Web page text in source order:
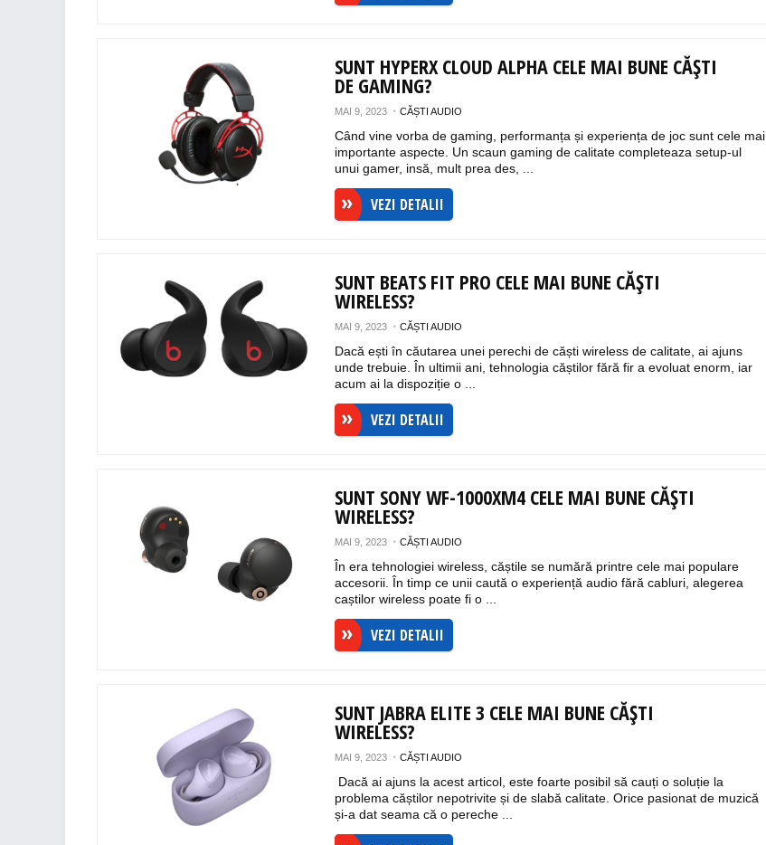
SUNT HYPERX CLOUD ALPHA CELE MAI BUNE CĂȘTI
DE GAMING?
MAI 9, 2023 CĂȘTI AUDIO
Când vine vorba de gaming, performanța și experiența de joc sunt cele mai
importante aspecte. Un scaun gaming de calitate completeaza setup-ul
unui gamer, insă, mult prea des, ...
VEZI DETALII
SUNT BEATS FIT PRO CELE MAI BUNE CĂȘTI
WIRELESS?
MAI 9, 2023 CĂȘTI AUDIO
Dacă ești în căutarea unei perechi de căști wireless de calitate, ai ajuns
unde trebuie. În ultimii ani, tehnologia căștilor fără fir a evoluat enorm, iar
acum ai la dispoziție o ...
VEZI DETALII
SUNT SONY WF-1000XM4 CELE MAI BUNE CĂȘTI
WIRELESS?
MAI 9, 2023 CĂȘTI AUDIO
În era tehnologiei wireless, căștile se numără printre cele mai populare
accesorii. În timp ce unii caută o experiență audio fără cabluri, alegerea
caștilor wireless poate fi o ...
VEZI DETALII
SUNT JABRA ELITE 3 CELE MAI BUNE CĂȘTI
WIRELESS?
MAI 9, 2023 CĂȘTI AUDIO
Dacă ai ajuns la acest articol, este foarte posibil să cauți o soluție la
problema căștilor nepotrivite și de slabă calitate. Orice pasionat de muzică
și-a dat seama că o pereche ...